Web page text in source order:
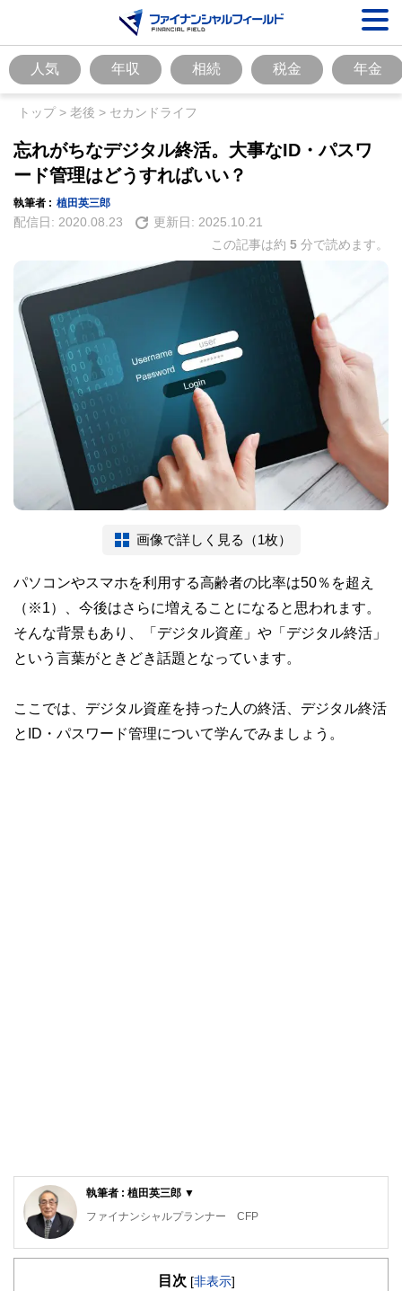
人気 年収 相続 税金 年金
トップ> 老後 > セカンドライフ
忘れがちなデジタル終活。大事なID・パスワ
ード管理はどうすればいい？
執筆者 : 植田英三郎
配信日: 2020.08.23 更新日: 2025.10.21
この記事は約 5 分で読めます。
画像で詳しく見る（1枚）
パソコンやスマホを利用する高齢者の比率は50％を超え
（※1）、今後はさらに増えることになると思われます。
そんな背景もあり、「デジタル資産」や「デジタル終活」
という言葉がときどき話題となっています。
ここでは、デジタル資産を持った人の終活、デジタル終活
とID・パスワード管理について学んでみましょう。
執筆者 : 植田英三郎 ▼
ファイナンシャルプランナー CFP
家電メーカーに３７年間勤務後、MBA・CFPファイナンシャ
得。大阪府立職業訓練校で非常勤講師（2018/3まで）、
目次 [非表示]